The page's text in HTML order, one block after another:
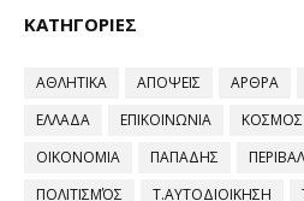
ΚΑΤΗΓΟΡΙΕΣ
ΑΘΛΗΤΙΚΑ ΑΠΟΨΕΙΣ ΑΡΘΡΑ
ΕΛΛΑΔΑ
ΕΠΙΚΟΙΝΩΝΙΑ ΚΟΣΜΟΣ
ΟΙΚΟΝΟΜΙΑ
ΠΑΠΑΔΗΣ
ΠΟΛΙΤΙΣΜΌΣ
Τ.ΑΥΤΟΔΙΟΙΚΗΣΗ